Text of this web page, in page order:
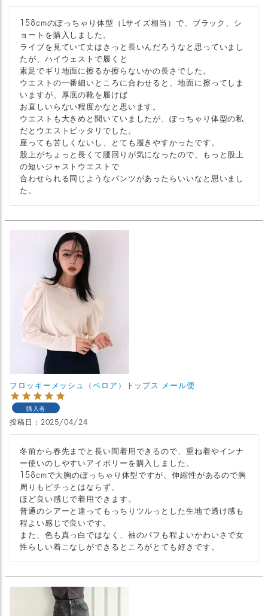
158cmのぽっちゃり体型（Lサイズ相当）で、ブラック、シ
ョートを購入しました。
ライブを見ていて丈はきっと長いんだろうなと思っていまし
たが、ハイウェストで履くと
素足でギリ地面に擦るか擦らないかの長さでした。
ウエストの一番細いところに合わせると、地面に擦ってしま
いますが、厚底の靴を履けば
お直しいらない程度かなと思います。
ウエストも大きめと聞いていましたが、ぽっちゃり体型の私
だとウエストピッタリでした。
座っても苦しくないし、とても履きやすかったです。
股上がちょっと長くて腰回りが気になったので、もっと股上
の短いジャストウエストで
合わせられる同じようなパンツがあったらいいなと思いまし
た。
フロッキーメッシュ（ベロア）トップス メール便
購入者
投稿日 2025/04/24
冬前から春先までと長い間着用できるので、重ね着やインナ
ー使いのしやすいアイボリーを購入しました。
158cmで大胸のぽっちゃり体型ですが、伸縮性があるので胸
周りもピチっとはならず、
ほど良い感じで着用できます。
普通のシアーと違ってもっちりツルっとした生地で透け感も
程よい感じで良いです。
また、色も真っ白ではなく、袖のパフも程よいかわいさで女
性らしい着こなしができるところがとても好きです。